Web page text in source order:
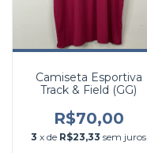
Camiseta Esportiva
Track & Field (GG)
R$70,00
3 x de R$23,33 sem juros